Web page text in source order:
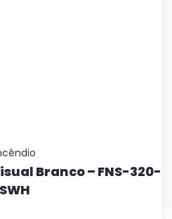
Branco – FNS-320-
SWH